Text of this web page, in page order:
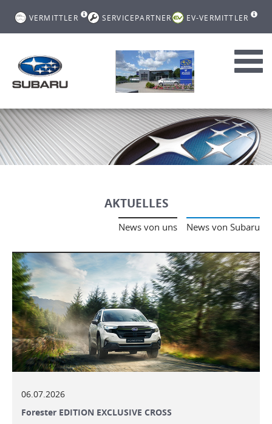
VERMITTLER SERVICEPARTNER EV-VERMITTLER
AKTUELLES
News von Subaru
News von uns
06.07.2026
Forester EDITION EXCLUSIVE CROSS